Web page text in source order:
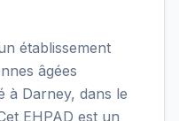
établissement
âgées
à Darney, dans le
EHPAD est un